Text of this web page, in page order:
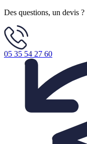
Des questions, un devis ?
05 35 54 27 60